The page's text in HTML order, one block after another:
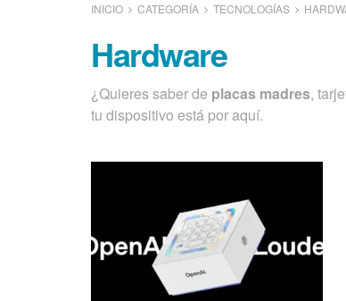
INICIO CATEGORÍA TECNOLOGÍ­AS
Hardware
¿Quieres saber de placas madres,
tu dispositivo está por aquí­.